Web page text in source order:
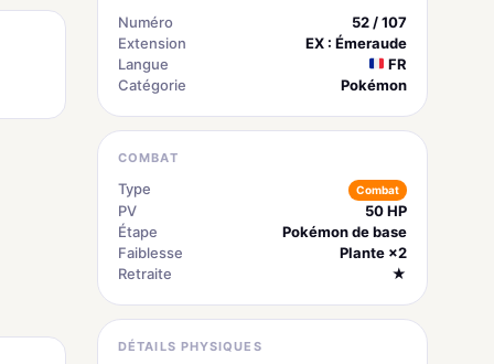
Numéro
52 / 107
Extension
EX : Émeraude
Langue
FR
Catégorie
Pokémon
COMBAT
Type Combat
PV
50 HP
Étape
Pokémon de base
Faiblesse
Plante ×2
Retraite
★
DÉTAILS PHYSIQUES